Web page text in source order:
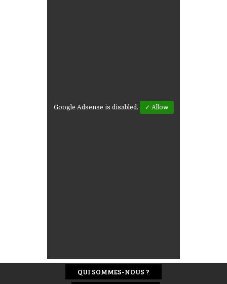
Google Adsense is disabled. ✓ Allow
QUI SOMMES-NOUS ?